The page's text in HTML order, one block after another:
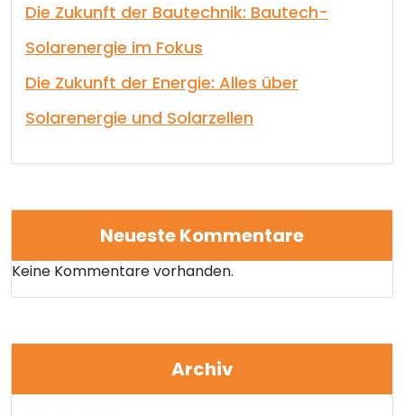
Die Zukunft der Bautechnik: Bautech-
Solarenergie im Fokus
Die Zukunft der Energie: Alles über
Solarenergie und Solarzellen
Neueste Kommentare
Keine Kommentare vorhanden.
Archiv